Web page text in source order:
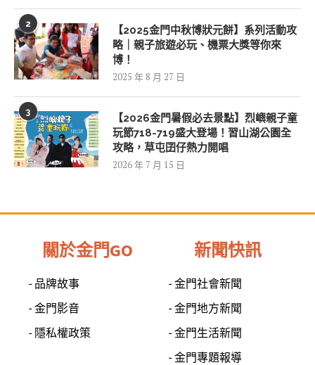
2
【2025金門中秋博狀元餅】系列活動攻
略｜親子旅遊必玩、機票大獎等你來
博！
2025 年 8 月 27 日
3
【2026金門暑假必去景點】烈嶼親子童
玩節718-719盛大登場！習山湖公園全
攻略，草屯囝仔熱力開唱
2026 年 7 月 15 日
關於金門GO
- 品牌故事
- 金門影音
- 隱私權政策
新聞快訊
- 金門社會新聞
- 金門地方新聞
- 金門生活新聞
- 金門專題報導